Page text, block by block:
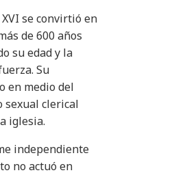
se convirtió en
de 600 años
su edad y la
Su
en medio del
sexual clerical
iglesia.
independiente
no actuó en